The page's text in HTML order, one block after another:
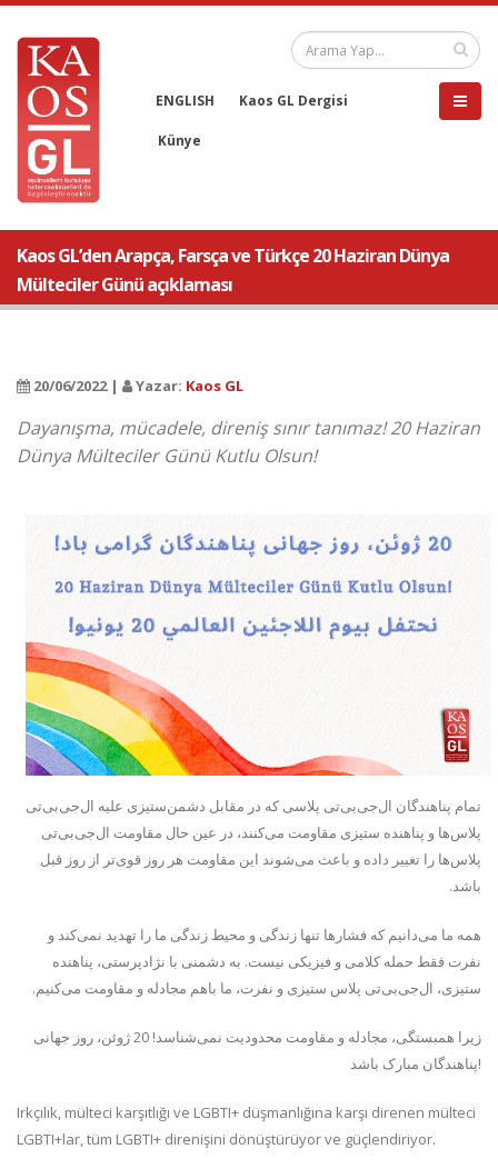
ENGLISH Kaos GL Dergisi
Künye
Kaos GL’den Arapça, Farsça ve Türkçe 20 Haziran Dünya
Mülteciler Günü açıklaması
20/06/2022 | Yazar: Kaos GL
Dayanışma, mücadele, direniş sınır tanımaz! 20 Haziran
Dünya Mülteciler Günü Kutlu Olsun!
تمام پناهندگان ال‌جی‌بی‌تی پلاسی که در مقابل دشمن‌ستیزی علیه ال‌جی‌بی‌تی
پلاس‌ها و پناهنده ستیزی مقاومت می‌کنند، در عین حال مقاومت ال‌جی‌بی‌تی
پلاس‌ها را تغییر داده و باعث می‌شوند این مقاومت هر روز قوی‌تر از روز قبل
باشد.
همه ما می‌دانیم که فشارها تنها زندگی و محیط زندگی ما را تهدید نمی‌کند و
نفرت فقط حمله کلامی و فیزیکی نیست. به دشمنی با نژادپرستی، پناهنده
ستیزی، ال‌جی‌بی‌تی پلاس ستیزی و نفرت، ما باهم مجادله و مقاومت می‌کنیم.
زیرا همبستگی، مجادله و مقاومت محدودیت نمی‌شناسد! 20 ژوئن، روز جهانی
پناهندگان مبارک باشد!
Irkçılık, mülteci karşıtlığı ve LGBTI+ düşmanlığına karşı direnen mülteci
LGBTI+lar, tüm LGBTI+ direnişini dönüştürüyor ve güçlendiriyor.